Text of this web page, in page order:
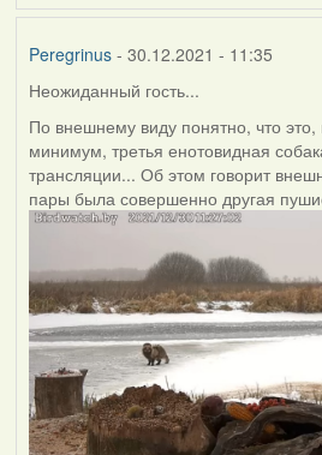
Peregrinus- 30.12.2021 - 11:35
Неожиданный гость...
По внешнему виду понятно, что это,
минимум, третья енотовидная
трансляции... Об этом говорит
пары была совершенно другая